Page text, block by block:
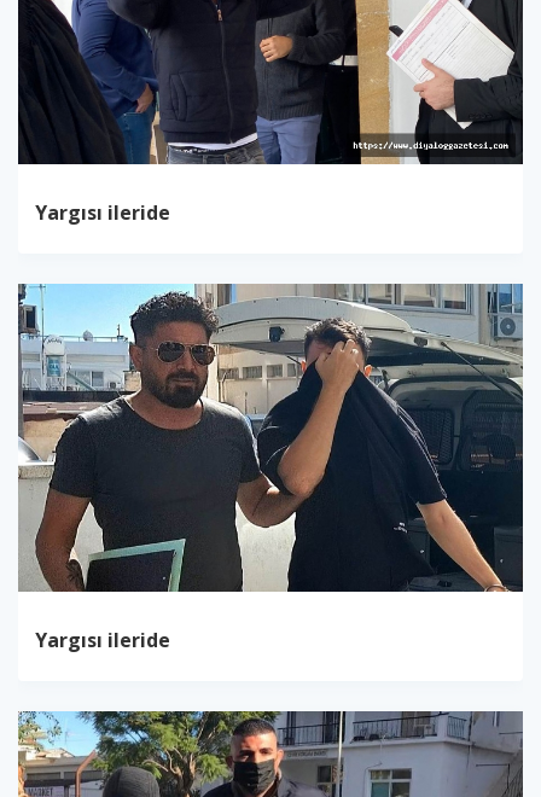
Yargısı ileride
Yargısı ileride